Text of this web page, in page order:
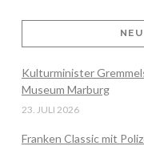
Kulturminister
Museum Marburg
23. JULI 2026
Franken Classic mit